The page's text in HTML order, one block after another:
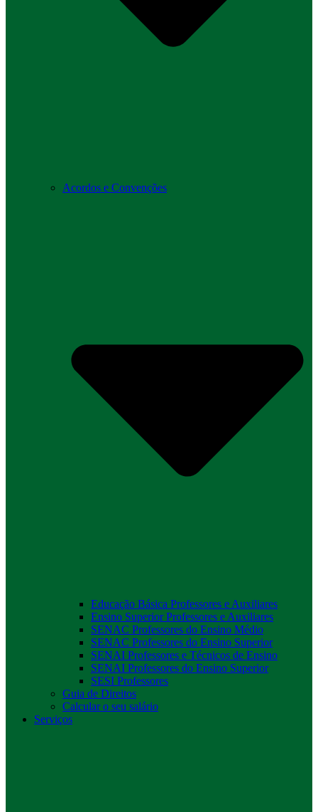
Acordos e Convenções
Educação Básica Professores e Auxiliares
Ensino Superior Professores e Auxiliares
SENAC Professores do Ensino Médio
SENAC Professores do Ensino Superior
SENAI Professores e Técnicos de Ensino
SENAI Professores do Ensino Superior
SESI Professores
Guia de Direitos
Calcular o seu salário
Serviços